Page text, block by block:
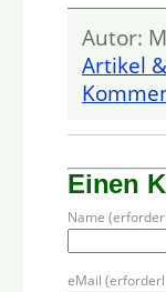
Autor:
Artikel
Einen
Name
eMail